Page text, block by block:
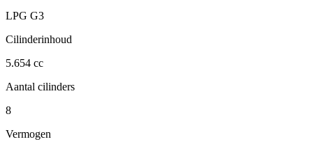
LPG G3
Cilinderinhoud
5.654 cc
Aantal cilinders
8
Vermogen